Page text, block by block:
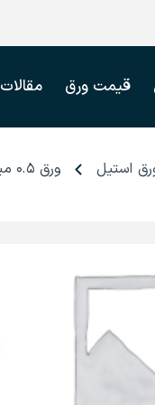
قیمت ورق مقالات
استیل ورق ۰.۵ میل فولاد مبارکه